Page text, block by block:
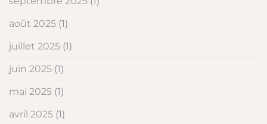
août 2025 (1)
juillet 2025 (1)
juin 2025 (1)
mai 2025 (1)
avril 2025 (1)